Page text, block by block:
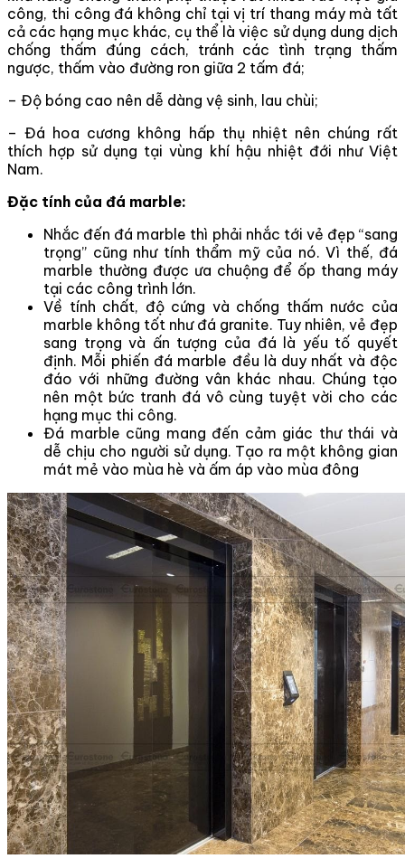
công, thi công đá không chỉ tại vị trí thang máy mà tất
cả các hạng mục khác, cụ thể là việc sử dụng dung dịch
chống thấm đúng cách, tránh các tình trạng thấm
ngược, thấm vào đường ron giữa 2 tấm đá;
– Độ bóng cao nên dễ dàng vệ sinh, lau chùi;
– Đá hoa cương không hấp thụ nhiệt nên chúng rất
thích hợp sử dụng tại vùng khí hậu nhiệt đới như Việt
Nam.
Đặc tính của đá marble:
Nhắc đến đá marble thì phải nhắc tới vẻ đẹp “sang
trọng” cũng như tính thẩm mỹ của nó. Vì thế, đá
marble thường được ưa chuộng để ốp thang máy
tại các công trình lớn.
Về tính chất, độ cứng và chống thấm nước của
marble không tốt như đá granite. Tuy nhiên, vẻ đẹp
sang trọng và ấn tượng của đá là yếu tố quyết
định. Mỗi phiến đá marble đều là duy nhất và độc
đáo với những đường vân khác nhau. Chúng tạo
nên một bức tranh đá vô cùng tuyệt vời cho các
hạng mục thi công.
Đá marble cũng mang đến cảm giác thư thái và
dễ chịu cho người sử dụng. Tạo ra một không gian
mát mẻ vào mùa hè và ấm áp vào mùa đông